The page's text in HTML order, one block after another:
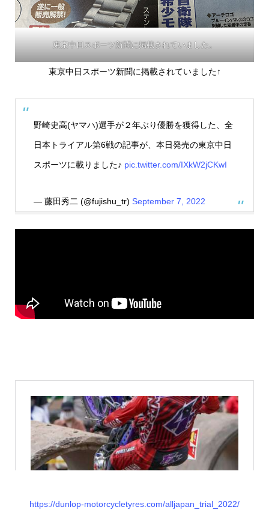
東京中日スポーツ新聞に掲載されていました。
東京中日スポーツ新聞に掲載されていました↑
野崎史高(ヤマハ)選手が２年ぶり優勝を獲得した、全
日本トライアル第6戦の記事が、本日発売の東京中日
スポーツに載りました♪ pic.twitter.com/IXkW2jCKwI
— 藤田秀二 (@fujishu_tr) September 7, 2022
https://dunlop-motorcycletyres.com/alljapan_trial_2022/